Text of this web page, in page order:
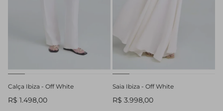
Calça Ibiza - Off White
R$ 1.498,00
Saia Ibiza - Off White
R$ 3.998,00